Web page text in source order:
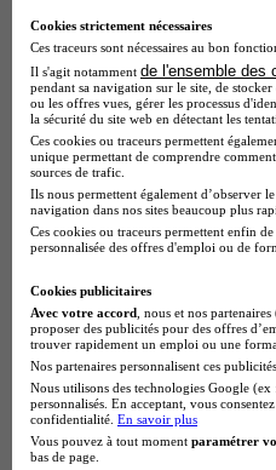
BTS Esf en alternance
BTS Dietetique en
BTS Mco en alternance
BTS Pi en alternance
BTS Sp3s en alternance
Master CCA en alternance
BTS Ndrc en alternance
BTS Sam en alternance
Cap Fleuriste en alternance
BTS Sio en alternance
MSc Marketing Digital en
BTS Gpme en alternance
Cap Electricien en alternance
BTS Gpn en alternance
BTS Domotique en
BAC Pro Agora en
BTS Sta en alternance
BTS Iris en alternance
BTS Tpl en alternance
BTS Ati en alternance
Cookies strictement nécessaires
Ces traceurs sont nécessaires au bon
Il s'agit notamment de l'ensemble des
pendant sa navigation sur le site, de
ou les offres vues, gérer les processus
la sécurité du site web en détectant les
Ces cookies ou traceurs permettent
unique permettant de comprendre
sources de trafic.
Ils nous permettent également d’observer
navigation dans nos sites beaucoup plus
Ces cookies ou traceurs permettent enfin
personnalisée des offres d'emploi ou de
Cookies publicitaires
Avec votre accord , nous et nos
proposer des publicités pour des offres
trouver rapidement un emploi ou une
Nos partenaires personnalisent ces
Nous utilisons des technologies Google
personnalisés. En acceptant, vous
confidentialité. En savoir plus
Vous pouvez à tout moment paramétrer
bas de page.